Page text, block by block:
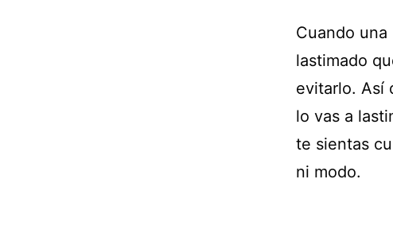
Cuando
lastimado
evitarlo. Así
lo vas a
te sientas
ni modo.